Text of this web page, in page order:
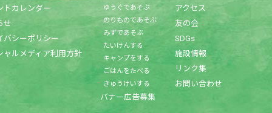
トカレンダー
せ
バシーポリシー
ャルメディア利用方針
ゆうぐであそぶ
のりものであそぶ
みずであそぶ
たいけんする
キャンプをする
ごはんをたべる
きゅうけいする
バナー広告募集
アクセス
友の会
SDGs
施設情報
リンク集
お問い合わせ